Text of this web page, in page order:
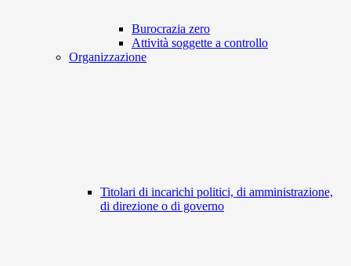
Burocrazia zero
Attività soggette a controllo
Organizzazione
Titolari di incarichi politici, di amministrazione,
di direzione o di governo